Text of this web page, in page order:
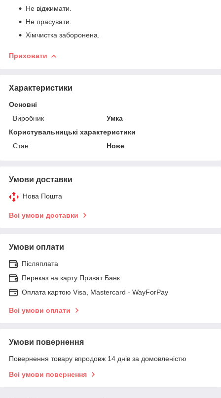
Не віджимати.
Не прасувати.
Хімчистка заборонена.
Приховати
Характеристики
Основні
Виробник
Умка
Користувальницькі характеристики
Стан
Нове
Умови доставки
Нова Пошта
Всі умови доставки
Умови оплати
Післяплата
Переказ на карту Приват Банк
Оплата картою Visa, Mastercard - WayForPay
Всі умови оплати
Умови повернення
Повернення товару впродовж 14 днів за домовленістю
Всі умови повернення